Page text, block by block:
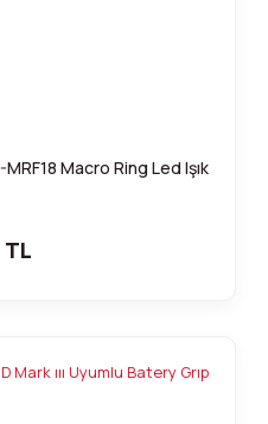
Macro Ring Led Işık